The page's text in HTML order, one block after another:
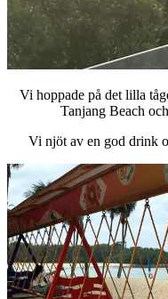
Vi hoppade på det lilla
Tanjang Beach
Vi njöt av en god drink